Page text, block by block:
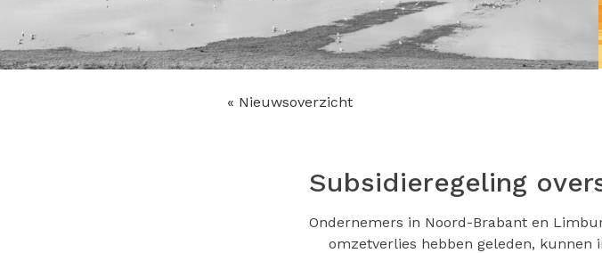
« Nieuwsoverzicht
Subsidieregeling
Ondernemers in Noord-Brabant en
omzetverlies hebben geleden, kunnen